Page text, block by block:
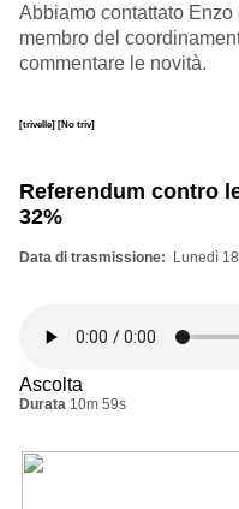
Abbiamo contattato
membro del
commentare le novità.
[trivelle] [No triv]
Referendum contro
32%
Data di trasmissione Lunedì
Ascolta
Durata 10m 59s